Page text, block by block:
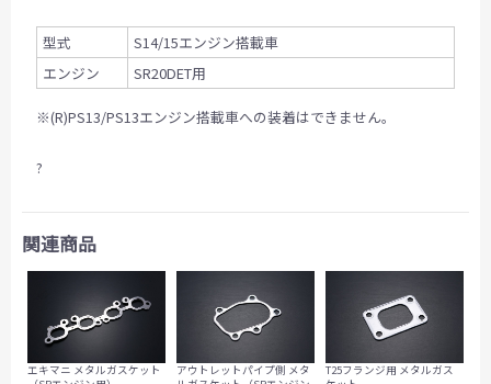
型式
S14/15エンジン搭載車
エンジン
SR20DET用
※(R)PS13/PS13エンジン搭載車への装着はできません。
?
関連商品
エキマニ メタルガスケット
アウトレットパイプ側 メタ
T25フランジ用 メタルガス